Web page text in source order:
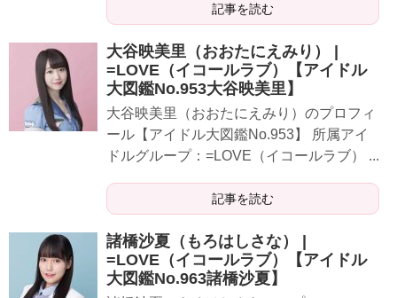
記事を読む
大谷映美里（おおたにえみり） |
=LOVE（イコールラブ）【アイドル
大図鑑No.953大谷映美里】
​​​​大谷映美里（おおたにえみり）のプロフィ
ール【アイドル大図鑑No.953】 所属アイ
ドルグループ：=LOVE（イコールラブ） ...
記事を読む
諸橋沙夏（もろはしさな） |
=LOVE（イコールラブ）【アイドル
大図鑑No.963諸橋沙夏】